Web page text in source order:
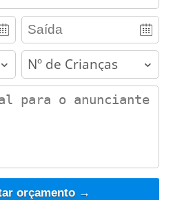
children
orçamento →